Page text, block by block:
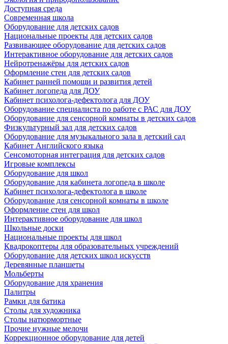
Доступная среда
Современная школа
Оборудование для детских садов
Национальные проекты для детских садов
Развивающее оборудование для детских садов
Интерактивное оборудование для детских садов
Нейротренажёры для детских садов
Оформление стен для детских садов
Кабинет ранней помощи и развития детей
Кабинет логопеда для ДОУ
Кабинет психолога-дефектолога для ДОУ
Оборудование специалиста по работе с РАС для ДОУ
Оборудование для сенсорной комнаты в детских садов
Физкультурный зал для детских садов
Оборудование для музыкального зала в детский сад
Кабинет Английского языка
Сенсомоторная интеграция для детских садов
Игровые комплексы
Оборудование для школ
Оборудование для кабинета логопеда в школе
Кабинет психолога-дефектолога в школе
Оборудование для сенсорной комнаты в школе
Оформление стен для школ
Интерактивное оборудование для школ
Школьные доски
Национальные проекты для школ
Квадрокоптеры для образовательных учреждений
Оборудование для детских школ искусств
Деревянные планшеты
Мольберты
Оборудование для хранения
Палитры
Рамки для батика
Столы для художника
Столы натюрмортные
Прочие нужные мелочи
Коррекционное оборудование для детей